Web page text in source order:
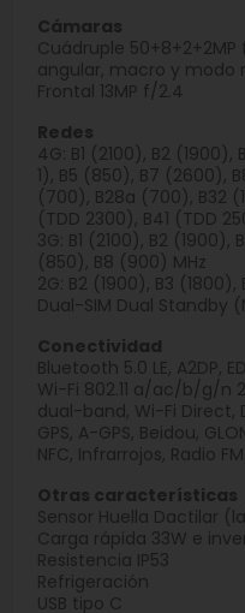
Cámaras
Cuádruple
angular, macro y modo
Frontal 13MP f/2.4
Redes
4G: B1 (2100), B2 (1900),
1), B5 (850), B7 (2600),
(700), B28a (700), B32
(TDD 2300), B41 (TDD
3G: B1 (2100), B2 (1900),
(850), B8 (900) MHz
2G: B2 (1900), B3
Dual-SIM Dual Standby
Conectividad
Bluetooth 5.0 LE, A2DP,
Wi-Fi 802.11 a/ac/b/g/n
dual-band, Wi-Fi Direct,
GPS, A-GPS, Beidou,
NFC, Infrarrojos, Radio FM
Otras características
Sensor Huella Dactilar
Carga rápida 33W e
Resistencia IP53
Refrigeración
USB tipo C